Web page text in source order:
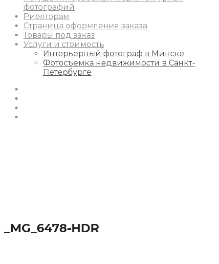
фотографий
Риелторам
Страница оформления заказа
Товары под заказ
Услуги и стоимость
Интерьерный фотограф в Минске
Фотосъемка недвижимости в Санкт-
Петербурге
_MG_6478-HDR